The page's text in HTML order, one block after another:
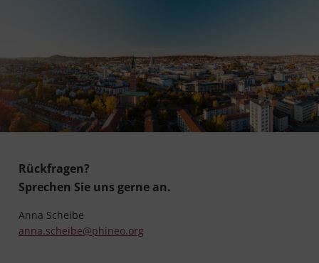
Rückfragen?
Sprechen Sie uns gerne an.
Anna Scheibe
anna.scheibe@phineo.org